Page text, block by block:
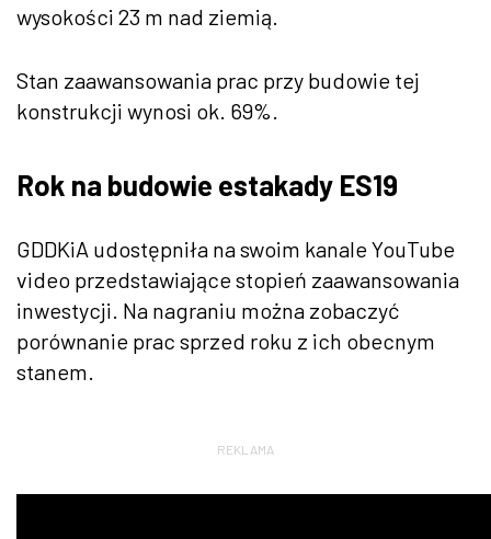
wysokości 23 m nad ziemią.
Stan zaawansowania prac przy budowie tej
konstrukcji wynosi ok. 69%.
Rok na budowie estakady ES19
GDDKiA udostępniła na swoim kanale YouTube
video przedstawiające stopień zaawansowania
inwestycji. Na nagraniu można zobaczyć
porównanie prac sprzed roku z ich obecnym
stanem.
REKLAMA